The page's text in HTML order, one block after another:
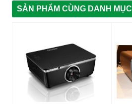
SẢN PHẨM CÙNG DANH MỤC